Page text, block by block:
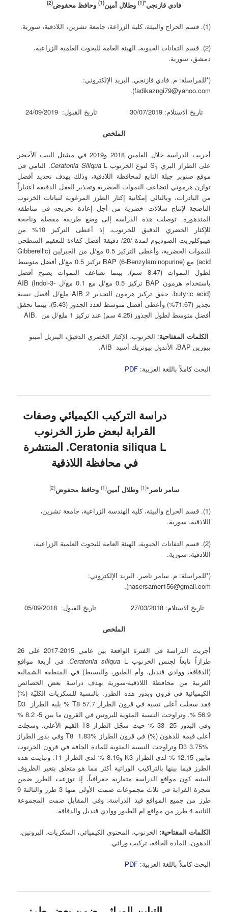
فادي قازنجي*(1) وطلال أمين(1) وحافظ محفوض(2)
(1). قسم الحراج والبيئة، كلية الزراعة، جامعة تشرين، اللاذقية، سورية.
(2). قسم التقانات الحيوية، الهيئة العامة للبحوث العلمية الزراعية،
دمشق، سورية.
(*للمراسلة: م. فادي قازنجي. البريد الإلكتروني:
fadikazngi79@yahoo.com).
تاريخ الاستلام: 30/07/2019 تاريخ القبول: 24/09/2019
الملخص
أجريت الدراسة خلال العامين 2018 و2019 في مشتل البيت الأخضر‏
على الطراز البري S 1 لنوع الخرنوب Ceratonia SiliquaL. النامي في
موقع صنوبر جبلة التابع لمحافظة اللاذقية، وذلك بهدف تحديد أفضل
توازن هرموني لتضاعف النموات الخضرية وتجذير العقل الدقيقة اعتباراً
من البادرات، وبالتالي إمكانية إكثار الطرز المرغوبة لنباتات الخرنوب
الناضجة لإنتاج سلالات خضرية من أجل إعادة تحريجه في مناطقه
المتدهورة. توصلت هذه الدراسة إلى وضع طريقة مفصلة وناجحة
للإكثار الخضري الدقيق للخرنوب، إذ أعطى التركيز 10% من
هيبوكلوريت الصوديوم لمدة /20/ دقيقة أفضل كفاءة للتعقيم السطحي
للنموات الخضرية، وأعطى التركيز 0.5 مغ/ل من الجبرلين (Gibberellic
acid) مع BAP (6-Benzylaminopurine) تركيز 0.5 مغ/ل أفضل متوسط
لطول النموات (8.47 سم)، بينما تضاعف النموات يصبح أفضل
باستخدام هرمون BAP تركيز 0.5 مغ/ل مع 0.1 مغ/ل AIB (Indol-3-
butyric acid). حقق تركيز هرمون التجذير AIB 2 ملغ/ل أفضل نسبة
تجذير (71.67%) وأعطى أفضل متوسط لعدد الجذور (5.43)، بينما تحقق
أفضل متوسط لطول الجذور (4.25 سم) عند تركيز 1 ملغ/ل من .AIB
الكلمات المفتاحية: الخرنوب، الإكثار الخضري الدقيق، البنزيل أمينو
بيورين BAP، الأندول بيوتريك أسيد AIB.
البحث كاملاً باللغة العربية:PDF
دراسة التركيب الكيميائي وصفات
القرابة لبعض طرز الخرنوب
Ceratonia siliqua L. المنتشرة
في محافظة اللاذقية
سامر ناصر*(1) وطلال أمين(1) وحافظ محفوض(2)
(1). قسم الحراج والبيئة، كلية الهندسة الزراعية، جامعة تشرين،
اللاذقية، سورية.
(2). قسم التقانات الحيوية، الهيئة العامة للبحوث العلمية الزراعية،
اللاذقية، سورية.
(*للمراسلة: م. سامر ناصر. البريد الإلكتروني:
nasersamer156@gmail.com).
تاريخ الاستلام: 27/03/2018 تاريخ القبول: 05/09/2018
الملخص
أجريت الدراسة في الفترة الواقعة بين عامي 2015-2017 على 26
طرازاً تابعاً لجنس الخرنوب
Ceratonia siliquaL. في أربعة مواقع
(الدقاقة، ووادي قنديل، وأم الطيور، والبسيط) في المنطقة الشمالية
الغربية من محافظة اللاذقية-سورية بهدف دراسة بعض الخصائص
الكيميائية في قرون وبذور هذه الطرز. بالنسبة للسكريات الكليّة (%)
فقد سجلت أعلى نسبة في قرون الطراز T8 57.7 % يليه الطراز D3
56.9 %. وتراوحت النسبة المئوية للبروتين في القرون ما بين 5- 8.2 %
وفي البذور 25- 33 % حيث سجّل الطراز T8 القيم الأعلى. وسجلت
أعلى قيمة للدهون (%) في قرون الطراز T8 1.83% وفي بذور الطراز
D3 3.75% وتراوحت النسبة المئوية للمادة الجافة في قرون الخرنوب
مابين 12.15 % لدى الطراز K3 و8.16 % لدى الطراز T1. وتباينت هذه
الطرز فيما بينها بالتراكيب الوراثية أكثر مما هو متعلق بتغير الظروف
البيئية كون مواقع الدراسة متقاربة جغرافياً، إذ توزعت الطرز ضمن
شجرة القرابة في ثلاث مجموعات ضمت الأولى منها 3 طرز والثالثة 9
طرز من جميع المواقع قيد الدراسة، وفي المقابل ضمت المجموعة
الثانية 4 طرز من مواقع ام الطيور ووادي قنديل والدقاقة.
الكلمات المفتاحية: الخرنوب، المحتوى الكيميائي، السكريات، البروتين،
الدهون، المادة الجافة، تركيب وراثي.
البحث كاملاً باللغة العربية:PDF